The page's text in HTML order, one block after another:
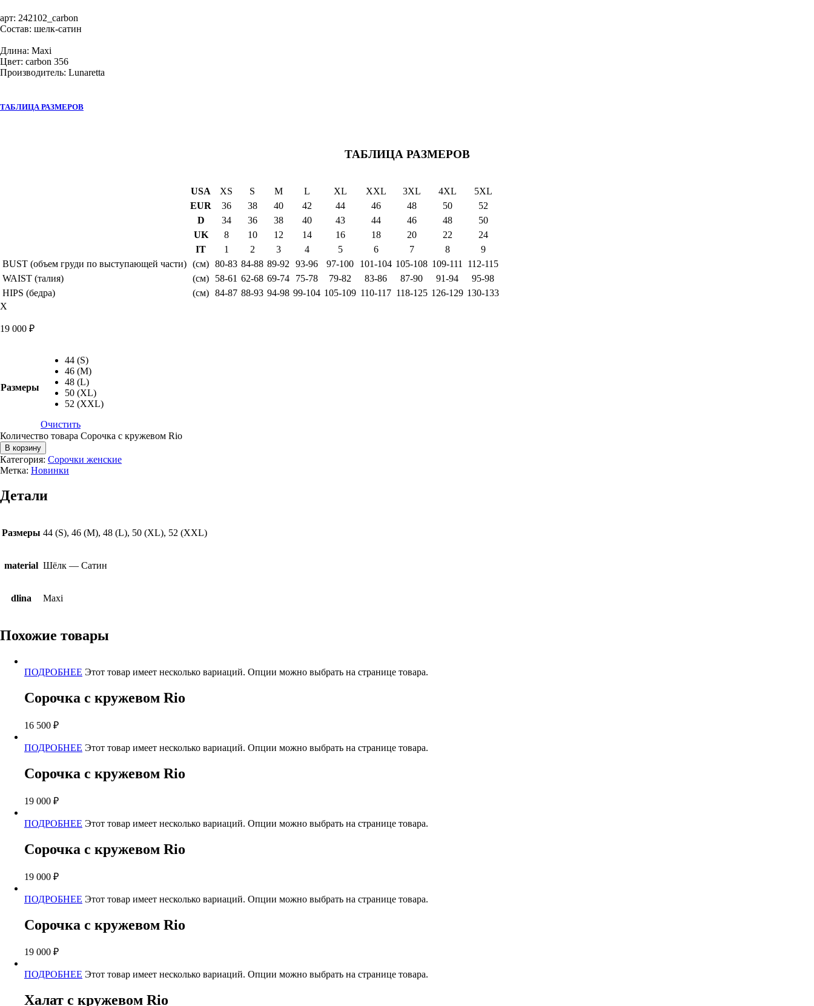
арт: 242102_carbon
Состав: шелк-сатин
Длина: Maxi
Цвет: carbon 356
Производитель: Lunaretta
ТАБЛИЦА РАЗМЕРОВ
ТАБЛИЦА РАЗМЕРОВ
USA XS S M L XL XXL 3XL 4XL
5XL
EUR
36 38 40 42 44 46 48 50
52
D
34 36 38 40 43 44 46 48
50
UK
8 10 12 14 16 18 20 22
24
IT
1 2 3 4 5 6 7 8
9
BUST (объем груди по выступающей части) (см) 80-83 84-88 89-92 93-96 97-100 101-104 105-108 109-111
112-115
WAIST (талия)
(см) 58-61 62-68 69-74 75-78 79-82 83-86 87-90 91-94
95-98
HIPS (бедра)
(см) 84-87 88-93 94-98 99-104 105-109 110-117 118-125 126-129 130-133
X
19 000 ₽
Размеры
44 (S)
46 (M)
48 (L)
50 (XL)
52 (XXL)
Очистить
Количество товара Сорочка с кружевом Rio
В корзину
Категория: Сорочки женские
Метка: Новинки
Детали
Размеры 44 (S), 46 (M), 48 (L), 50 (XL), 52 (XXL)
material Шёлк — Сатин
dlina Maxi
Похожие товары
ПОДРОБНЕЕ Этот товар имеет несколько вариаций. Опции можно выбрать на странице товара.
Сорочка с кружевом Rio
16 500 ₽
ПОДРОБНЕЕ Этот товар имеет несколько вариаций. Опции можно выбрать на странице товара.
Сорочка с кружевом Rio
19 000 ₽
ПОДРОБНЕЕ Этот товар имеет несколько вариаций. Опции можно выбрать на странице товара.
Сорочка с кружевом Rio
19 000 ₽
ПОДРОБНЕЕ Этот товар имеет несколько вариаций. Опции можно выбрать на странице товара.
Сорочка с кружевом Rio
19 000 ₽
ПОДРОБНЕЕ Этот товар имеет несколько вариаций. Опции можно выбрать на странице товара.
Халат с кружевом Rio